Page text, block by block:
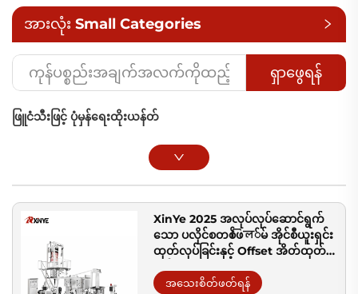
အားလုံး Small Categories
ရှာဖွေရန်
ဖြူငံသီးဖြင့် ပုံမှန်ရေးထိုးယန်တ်
XinYe 2025 အလုပ်လုပ်ဆောင်ရွက်
သော ပလိုင်စတစ်ဖিল်မ် အိုင်စီယူးရှင်း
ထုတ်လုပ်ခြင်းနှင့် Offset အိတ်ထုတ်မှု
အသေးစိတ်ဖတ်ရန်